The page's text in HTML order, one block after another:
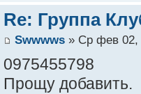
Re: Группа
Swwwws» Ср фев 02,
0975455798
Прощу добавить.